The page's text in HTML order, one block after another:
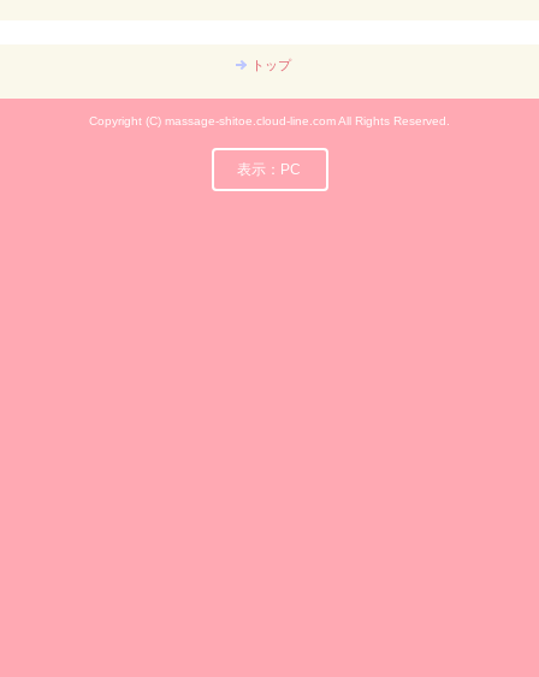
トップ
Copyright (C) massage-shitoe.cloud-line.com All Rights Reserved.
表示：PC